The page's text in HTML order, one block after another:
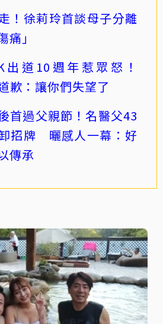
！徐莉玲首談母子分離
痛」
出道10週年惹眾怒！
歉：讓你們失望了
首過父親節！名醫父43
招牌 曬感人一幕：好
傳承